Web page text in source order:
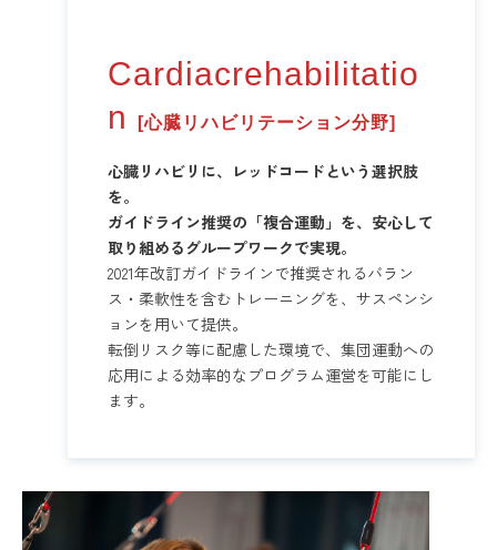
Cardiacrehabilitatio
n
[心臓リハビリテーション分野]
心臓リハビリに、レッドコードという選択肢
を。
ガイドライン推奨の「複合運動」を、安心して
取り組めるグループワークで実現。
2021年改訂ガイドラインで推奨されるバラン
ス・柔軟性を含むトレーニングを、サスペンシ
ョンを用いて提供。
転倒リスク等に配慮した環境で、集団運動への
応用による効率的なプログラム運営を可能にし
ます。